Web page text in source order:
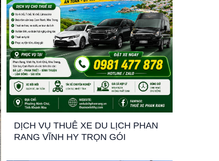
DỊCH VỤ THUÊ XE DU LỊCH PHAN
RANG VĨNH HY TRỌN GÓI